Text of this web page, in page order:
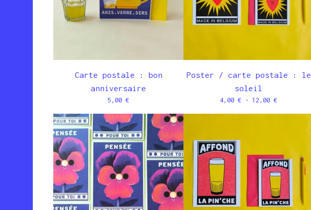
Carte postale : bon
anniversaire
5,00 €
Poster / carte postale : le
soleil
4,00 € - 12,00 €